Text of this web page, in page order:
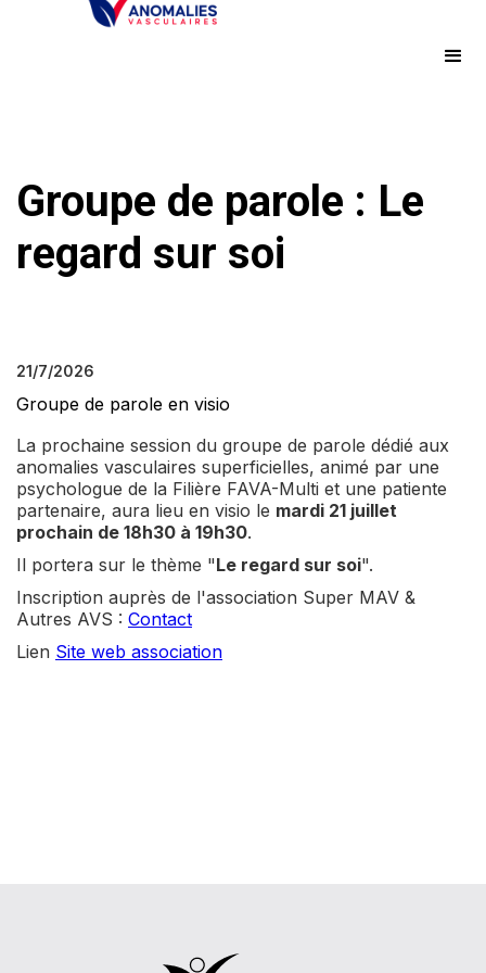
Groupe de parole : Le
regard sur soi
21/7/2026
Groupe de parole en visio
La prochaine session du groupe de parole dédié aux
anomalies vasculaires superficielles, animé par une
psychologue de la Filière FAVA-Multi et une patiente
partenaire, aura lieu en visio le mardi 21 juillet
prochain de 18h30 à 19h30.
Il portera sur le thème "Le regard sur soi".
Inscription auprès de l'association Super MAV &
Autres AVS : Contact
Lien Site web association